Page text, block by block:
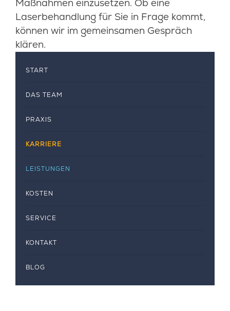
Maßnahmen einzusetzen. Ob eine
Laserbehandlung für Sie in Frage kommt,
können wir im gemeinsamen Gespräch
klären.
START
DAS TEAM
PRAXIS
KARRIERE
LEISTUNGEN
KOSTEN
SERVICE
KONTAKT
BLOG